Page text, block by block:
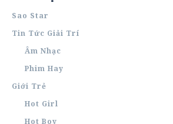
Sao Star
Tin Tức Giải Trí
Âm Nhạc
Phim Hay
Giới Trẻ
Hot Girl
Hot Boy